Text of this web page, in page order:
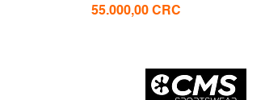
Precio
55.000,00 CRC